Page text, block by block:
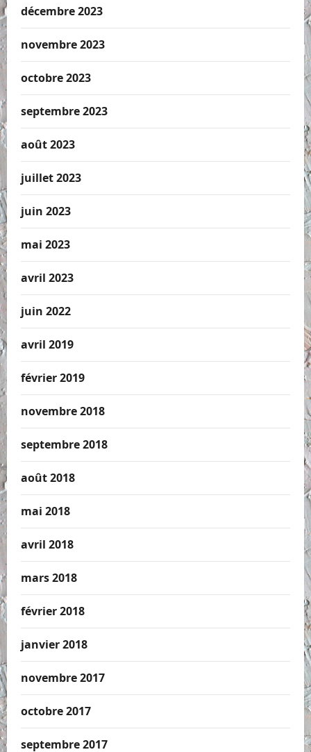
décembre 2023
novembre 2023
octobre 2023
septembre 2023
août 2023
juillet 2023
juin 2023
mai 2023
avril 2023
juin 2022
avril 2019
février 2019
novembre 2018
septembre 2018
août 2018
mai 2018
avril 2018
mars 2018
février 2018
janvier 2018
novembre 2017
octobre 2017
septembre 2017